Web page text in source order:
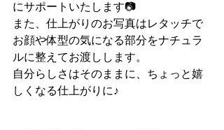
にサポートいたします📷
また、仕上がりのお写真はレタッチで
お顔や体型の気になる部分をナチュラ
ルに整えてお渡しします。
自分らしさはそのままに、ちょっと嬉
しくなる仕上がりに♪